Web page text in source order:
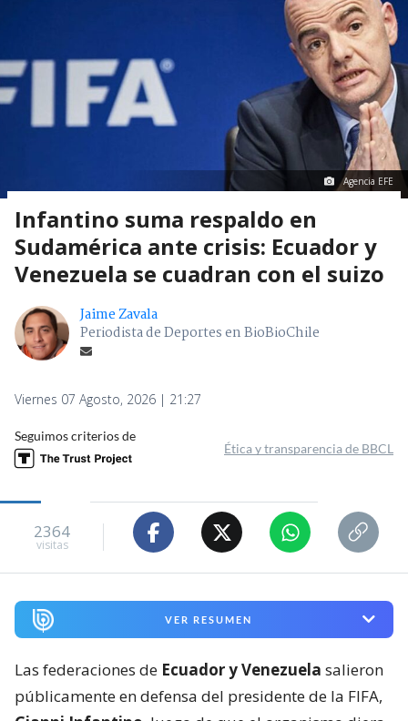
Agencia EFE
Infantino suma respaldo en
Sudamérica ante crisis: Ecuador y
Venezuela se cuadran con el suizo
Jaime Zavala
Periodista de Deportes en BioBioChile
Viernes 07 Agosto, 2026 | 21:27
Seguimos criterios de
Ética y transparencia de BBCL
2364
visitas
VER RESUMEN
Las federaciones de Ecuador y Venezuela salieron
públicamente en defensa del presidente de la FIFA,